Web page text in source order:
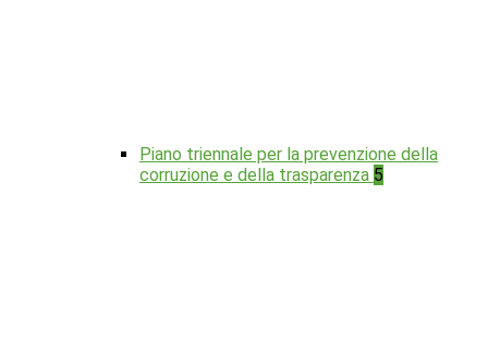
Piano triennale per la prevenzione della
corruzione e della trasparenza 5